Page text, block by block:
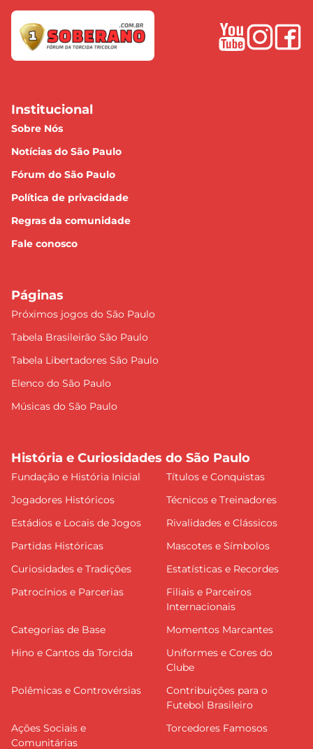
Institucional
Sobre Nós
Notícias do São Paulo
Fórum do São Paulo
Política de privacidade
Regras da comunidade
Fale conosco
Páginas
Próximos jogos do São Paulo
Tabela Brasileirão São Paulo
Tabela Libertadores São Paulo
Elenco do São Paulo
Músicas do São Paulo
História e Curiosidades do São Paulo
Fundação e História Inicial
Títulos e Conquistas
Jogadores Históricos
Técnicos e Treinadores
Estádios e Locais de Jogos
Rivalidades e Clássicos
Partidas Históricas
Mascotes e Símbolos
Curiosidades e Tradições
Estatísticas e Recordes
Patrocínios e Parcerias
Filiais e Parceiros
Internacionais
Categorias de Base
Momentos Marcantes
Hino e Cantos da Torcida
Uniformes e Cores do
Clube
Polêmicas e Controvérsias
Contribuições para o
Futebol Brasileiro
Ações Sociais e
Comunitárias
Torcedores Famosos